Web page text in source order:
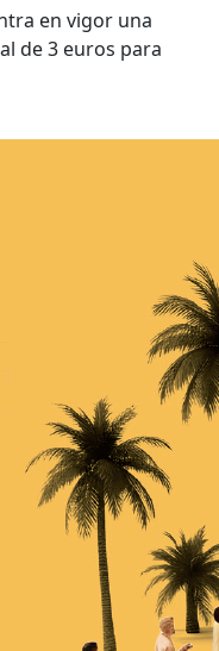
en vigor una
de 3 euros para